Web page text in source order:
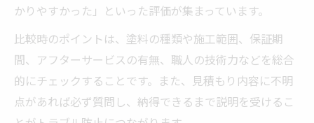
かりやすかった」といった評価が集まっています。
比較時のポイントは、塗料の種類や施工範囲、保証期
間、アフターサービスの有無、職人の技術力などを総合
的にチェックすることです。また、見積もり内容に不明
点があれば必ず質問し、納得できるまで説明を受けるこ